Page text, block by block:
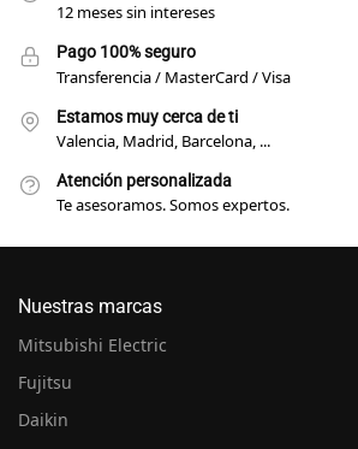
12 meses sin intereses
Pago 100% seguro
Transferencia / MasterCard / Visa
Estamos muy cerca de ti
Valencia, Madrid, Barcelona, ...
Atención personalizada
Te asesoramos. Somos expertos.
Nuestras marcas
Mitsubishi Electric
Fujitsu
Daikin